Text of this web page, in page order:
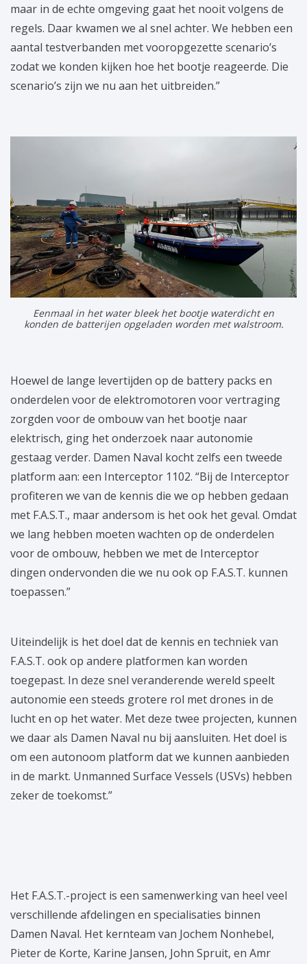
maar in de echte omgeving gaat het nooit volgens de
regels. Daar kwamen we al snel achter. We hebben een
aantal testverbanden met vooropgezette scenario’s
zodat we konden kijken hoe het bootje reageerde. Die
scenario’s zijn we nu aan het uitbreiden.”
Eenmaal in het water bleek het bootje waterdicht en
konden de batterijen opgeladen worden met walstroom.
Hoewel de lange levertijden op de battery packs en
onderdelen voor de elektromotoren voor vertraging
zorgden voor de ombouw van het bootje naar
elektrisch, ging het onderzoek naar autonomie
gestaag verder. Damen Naval kocht zelfs een tweede
platform aan: een Interceptor 1102. “Bij de Interceptor
profiteren we van de kennis die we op hebben gedaan
met F.A.S.T., maar andersom is het ook het geval. Omdat
we lang hebben moeten wachten op de onderdelen
voor de ombouw, hebben we met de Interceptor
dingen ondervonden die we nu ook op F.A.S.T. kunnen
toepassen.”
Uiteindelijk is het doel dat de kennis en techniek van
F.A.S.T. ook op andere platformen kan worden
toegepast. In deze snel veranderende wereld speelt
autonomie een steeds grotere rol met drones in de
lucht en op het water. Met deze twee projecten, kunnen
we daar als Damen Naval nu bij aansluiten. Het doel is
om een autonoom platform dat we kunnen aanbieden
in de markt. Unmanned Surface Vessels (USVs) hebben
zeker de toekomst.”
Het F.A.S.T.-project is een samenwerking van heel veel
verschillende afdelingen en specialisaties binnen
Damen Naval. Het kernteam van Jochem Nonhebel,
Pieter de Korte, Karine Jansen, John Spruit, en Amr